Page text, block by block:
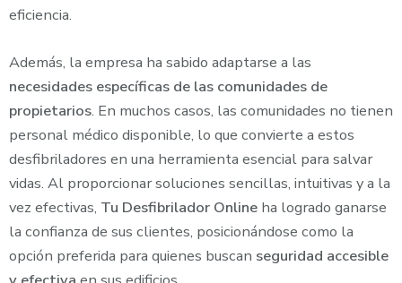
eficiencia.
Además, la empresa ha sabido adaptarse a las
necesidades específicas de las comunidades de
propietarios. En muchos casos, las comunidades no tienen
personal médico disponible, lo que convierte a estos
desfibriladores en una herramienta esencial para salvar
vidas. Al proporcionar soluciones sencillas, intuitivas y a la
vez efectivas, Tu Desfibrilador Online ha logrado ganarse
la confianza de sus clientes, posicionándose como la
opción preferida para quienes buscan seguridad accesible